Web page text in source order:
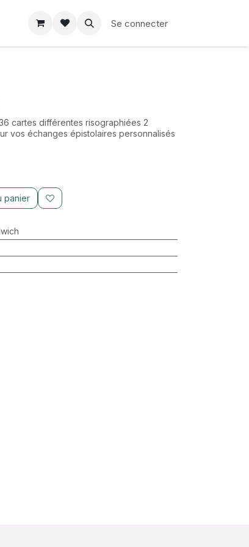
Se connecter
cartes différentes risographiées 2
vos échanges épistolaires personnalisés
panier